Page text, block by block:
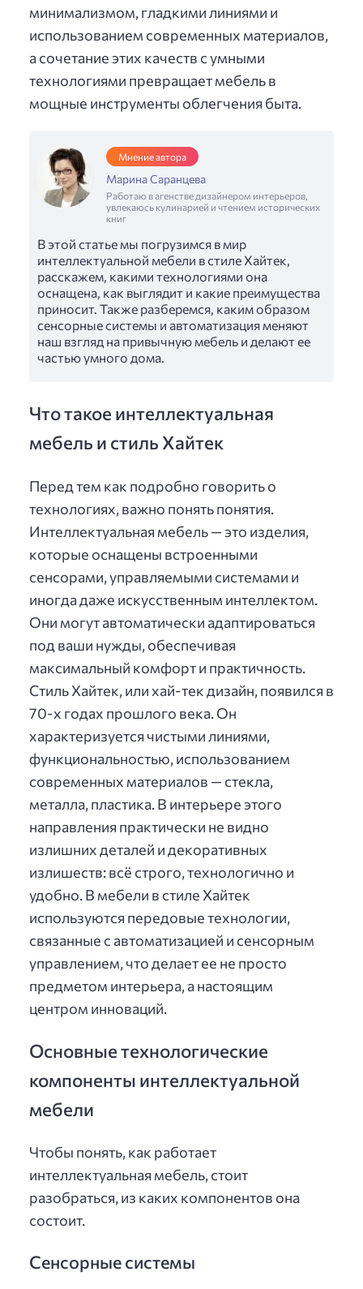
минимализмом, гладкими линиями и
использованием современных материалов,
а сочетание этих качеств с умными
технологиями превращает мебель в
мощные инструменты облегчения быта.
Мнение автора
Марина Саранцева
Работаю в агенстве дизайнером интерьеров,
увлекаюсь кулинарией и чтением исторических
книг
В этой статье мы погрузимся в мир
интеллектуальной мебели в стиле Хайтек,
расскажем, какими технологиями она
оснащена, как выглядит и какие преимущества
приносит. Также разберемся, каким образом
сенсорные системы и автоматизация меняют
наш взгляд на привычную мебель и делают ее
частью умного дома.
Что такое интеллектуальная
мебель и стиль Хайтек
Перед тем как подробно говорить о
технологиях, важно понять понятия.
Интеллектуальная мебель — это изделия,
которые оснащены встроенными
сенсорами, управляемыми системами и
иногда даже искусственным интеллектом.
Они могут автоматически адаптироваться
под ваши нужды, обеспечивая
максимальный комфорт и практичность.
Стиль Хайтек, или хай-тек дизайн, появился в
70-х годах прошлого века. Он
характеризуется чистыми линиями,
функциональностью, использованием
современных материалов — стекла,
металла, пластика. В интерьере этого
направления практически не видно
излишних деталей и декоративных
излишеств: всё строго, технологично и
удобно. В мебели в стиле Хайтек
используются передовые технологии,
связанные с автоматизацией и сенсорным
управлением, что делает ее не просто
предметом интерьера, а настоящим
центром инноваций.
Основные технологические
компоненты интеллектуальной
мебели
Чтобы понять, как работает
интеллектуальная мебель, стоит
разобраться, из каких компонентов она
состоит.
Сенсорные системы